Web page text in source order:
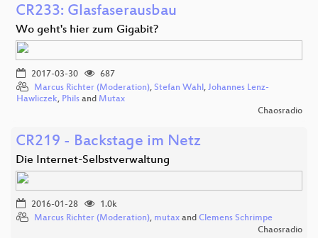
CR233: Glasfaserausbau
Wo geht's hier zum Gigabit?
2017-03-30
687
Marcus Richter (Moderation), Stefan Wahl, Johannes Lenz-
Hawliczek, Phils and Mutax
Chaosradio
CR219 - Backstage im Netz
Die Internet-Selbstverwaltung
2016-01-28
1.0k
Marcus Richter (Moderation), mutax and Clemens Schrimpe
Chaosradio